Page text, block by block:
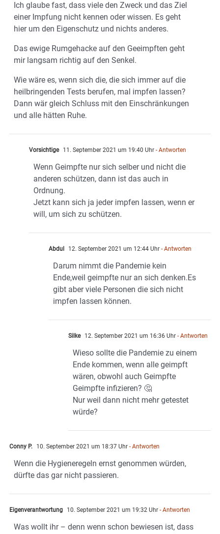
Ich glaube fast, dass viele den Zweck und das Ziel
einer Impfung nicht kennen oder wissen. Es geht
hier um den Eigenschutz und nichts anderes.
Das ewige Rumgehacke auf den Geeimpften geht
mir langsam richtig auf den Senkel.
Wie wäre es, wenn sich die, die sich immer auf die
heilbringenden Tests berufen, mal impfen lassen?
Dann wär gleich Schluss mit den Einschränkungen
und alle hätten Ruhe.
Vorsichtige 11. September 2021 um 19:40 Uhr - Antworten
Wenn Geimpfte nur sich selber und nicht die
anderen schützen, dann ist das auch in
Ordnung.
Jetzt kann sich ja jeder impfen lassen, wenn er
will, um sich zu schützen.
Abdul 12. September 2021 um 12:44 Uhr - Antworten
Darum nimmt die Pandemie kein
Ende,weil geimpfte nur an sich denken.Es
gibt aber viele Personen die sich nicht
impfen lassen können.
Silke 12. September 2021 um 16:36 Uhr - Antworten
Wieso sollte die Pandemie zu einem
Ende kommen, wenn alle geimpft
wären, obwohl auch Geimpfte
Geimpfte infizieren? 🤔
Nur weil dann nicht mehr getestet
würde?
Conny P. 10. September 2021 um 18:37 Uhr - Antworten
Wenn die Hygieneregeln ernst genommen würden,
dürfte das gar nicht passieren.
Eigenverantwortung 10. September 2021 um 19:32 Uhr - Antworten
Was wollt ihr – denn wenn schon bewiesen ist, dass